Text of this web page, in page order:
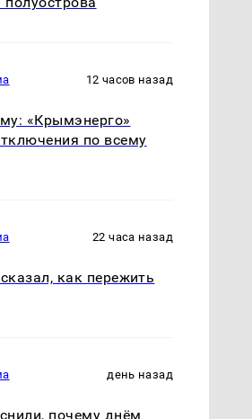
12 часов назад
«Крымэнерго»
по всему
22 часа назад
как пережить
день назад
почему днём